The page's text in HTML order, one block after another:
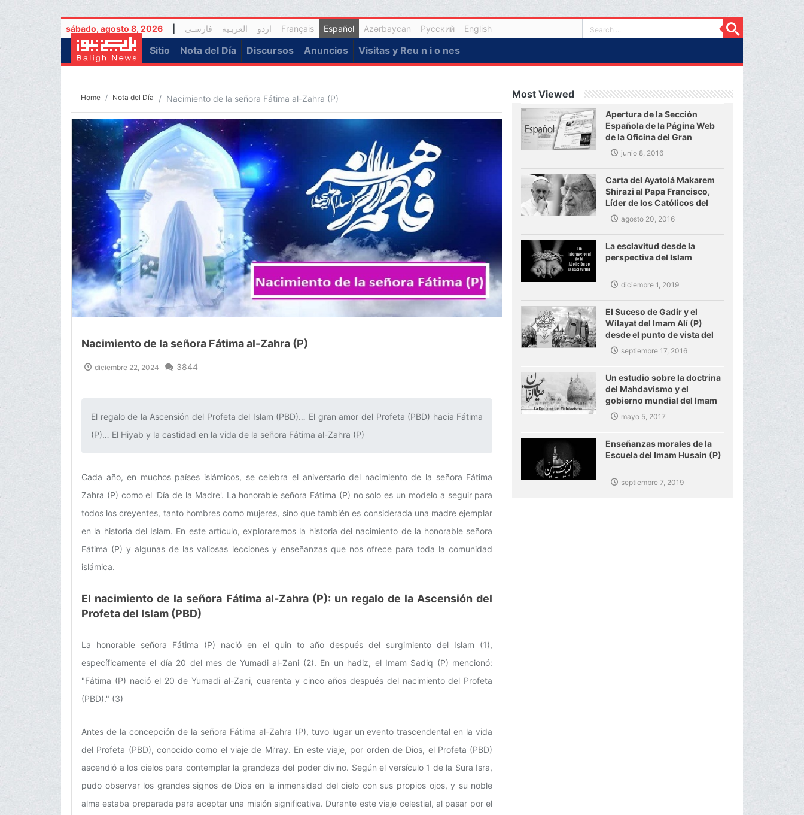
sábado, agosto 8, 2026 فارسـی (current)
العربـیة اردو Français Español Azərbaycan Русский English
Sitio Nota del Día Discursos Anuncios Visitas y Reu n i o nes
Home Nota del Día Nacimiento de la señora Fátima al-Zahra (P)
Nacimiento de la señora Fátima al-Zahra (P)
diciembre 22, 2024 3844
El regalo de la Ascensión del Profeta del Islam (PBD)… El gran amor del Profeta (PBD) hacia Fátima
(P)… El Hiyab y la castidad en la vida de la señora Fátima al-Zahra (P)‌
Cada año, en muchos países islámicos, se celebra el aniversario del nacimiento de la señora Fátima
Zahra (P) como el 'Día de la Madre'. La honorable señora Fátima (P) no solo es un modelo a seguir para
todos los creyentes, tanto hombres como mujeres, sino que también es considerada una madre ejemplar
en la historia del Islam. En este artículo, exploraremos la historia del nacimiento de la honorable señora
Fátima (P) y algunas de las valiosas lecciones y enseñanzas que nos ofrece para toda la comunidad
islámica.
El nacimiento de la señora Fátima al-Zahra (P): un regalo de la Ascensión del
Profeta del Islam (PBD)
La honorable señora Fátima (P) nació en el quin to año después del surgimiento del Islam (1),
específicamente el día 20 del mes de Yumadi al-Zani (2). En un hadiz, el Imam Sadiq (P) mencionó:
"Fátima (P) nació el 20 de Yumadi al-Zani, cuarenta y cinco años después del nacimiento del Profeta
(PBD)." (3)
Antes de la concepción de la señora Fátima al-Zahra (P), tuvo lugar un evento trascendental en la vida
del Profeta (PBD), conocido como el viaje de Mi’ray. En este viaje, por orden de Dios, el Profeta (PBD)
ascendió a los cielos para contemplar la grandeza del poder divino. Según el versículo 1 de la Sura Isra,
pudo observar los grandes signos de Dios en la inmensidad del cielo con sus propios ojos, y su noble
alma estaba preparada para aceptar una misión significativa. Durante este viaje celestial, al pasar por el
Most Viewed
Apertura de la Sección
Española de la Página Web
de la Oficina del Gran
Ayatolá Makarem Shirazi
junio 8, 2016
Carta del Ayatolá Makarem
Shirazi al Papa Francisco,
Líder de los Católicos del
mundoagosto 20, 2016
La esclavitud desde la
perspectiva del Islam
diciembre 1, 2019
El Suceso de Gadir y el
Wilayat del Imam Alí (P)
desde el punto de vista del
Ayatolá Makarem Shirazi
septiembre 17, 2016
Un estudio sobre la doctrina
del Mahdavismo y el
gobierno mundial del Imam
Mahdi (P)
mayo 5, 2017
Enseñanzas morales de la
Escuela del Imam Husain (P)
septiembre 7, 2019